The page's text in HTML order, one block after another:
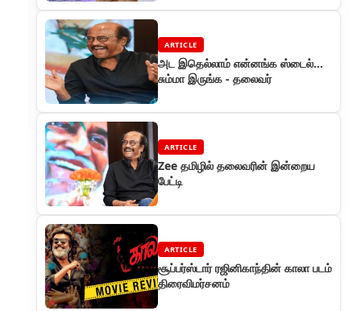
ARTICLE
அட இதெல்லாம் என்னங்க ஸ்டைல்...
சும்மா இருங்க - தலைவர்
ARTICLE
Zee தமிழில் தலைவரின் இன்றைய
பேட்டி
ARTICLE
சூப்பர்ஸ்டார் ரஜினிகாந்தின் காலா படம்
திரைவிமர்சனம்